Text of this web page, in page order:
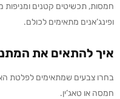
חמסות, תכשיטים קטנים ומניפות
ופינג’אנים מתאימים לכולם.
איך להתאים את
בחרו צבעים שמתאימים לפלטת
חמסה או טאג’ין.